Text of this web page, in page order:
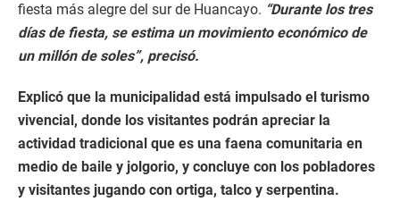
fiesta más alegre del sur de Huancayo. “Durante los tres
días de fiesta, se estima un movimiento económico de
un millón de soles”, precisó.
Explicó que la municipalidad está impulsado el turismo
vivencial, donde los visitantes podrán apreciar la
actividad tradicional que es una faena comunitaria en
medio de baile y jolgorio, y concluye con los pobladores
y visitantes jugando con ortiga, talco y serpentina.